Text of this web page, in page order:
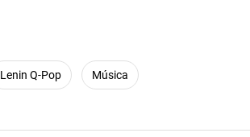
Lenin Q-Pop Música